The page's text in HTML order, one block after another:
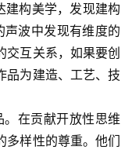
建构美学，发现建构
声波中发现有维度的
交互关系，如果要创
品为建造、工艺、技
在贡献开放性思维
多样性的尊重。他们